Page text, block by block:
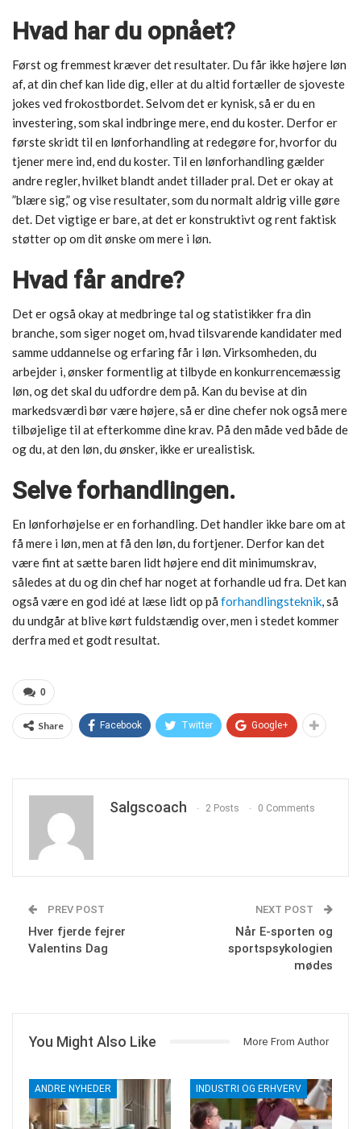
Hvad har du opnået?
Først og fremmest kræver det resultater. Du får ikke højere løn
af, at din chef kan lide dig, eller at du altid fortæller de sjoveste
jokes ved frokostbordet. Selvom det er kynisk, så er du en
investering, som skal indbringe mere, end du koster. Derfor er
første skridt til en lønforhandling at redegøre for, hvorfor du
tjener mere ind, end du koster. Til en lønforhandling gælder
andre regler, hvilket blandt andet tillader pral. Det er okay at
”blære sig,” og vise resultater, som du normalt aldrig ville gøre
det. Det vigtige er bare, at det er konstruktivt og rent faktisk
støtter op om dit ønske om mere i løn.
Hvad får andre?
Det er også okay at medbringe tal og statistikker fra din
branche, som siger noget om, hvad tilsvarende kandidater med
samme uddannelse og erfaring får i løn. Virksomheden, du
arbejder i, ønsker formentlig at tilbyde en konkurrencemæssig
løn, og det skal du udfordre dem på. Kan du bevise at din
markedsværdi bør være højere, så er dine chefer nok også mere
tilbøjelige til at efterkomme dine krav. På den måde ved både de
og du, at den løn, du ønsker, ikke er urealistisk.
Selve forhandlingen.
En lønforhøjelse er en forhandling. Det handler ikke bare om at
få mere i løn, men at få den løn, du fortjener. Derfor kan det
være fint at sætte baren lidt højere end dit minimumskrav,
således at du og din chef har noget at forhandle ud fra. Det kan
også være en god idé at læse lidt op på forhandlingsteknik, så
du undgår at blive kørt fuldstændig over, men i stedet kommer
derfra med et godt resultat.
0
Share Facebook Twitter Google+
Salgscoach 2 Posts 0 Comments
PREV POST
Hver fjerde fejrer
Valentins Dag
NEXT POST
Når E-sporten og
sportspsykologien
mødes
You Might Also Like More From Author
ANDRE NYHEDER INDUSTRI OG ERHVERV